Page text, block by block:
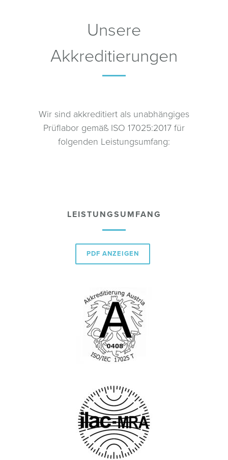
Unsere
Akkreditierungen
Wir sind akkreditiert als unabhängiges
Prüflabor gemäß ISO 17025:2017 für
folgenden Leistungsumfang:
LEISTUNGSUMFANG
PDF ANZEIGEN